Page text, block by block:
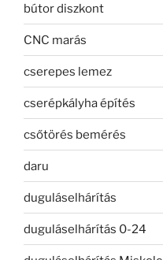
bútor diszkont
CNC marás
cserepes lemez
cserépkályha építés
csőtörés bemérés
daru
duguláselhárítás
duguláselhárítás 0-24